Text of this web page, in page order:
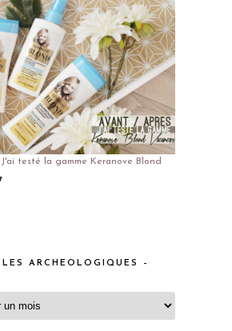
testé la gamme Keranove Blond
ARCHEOLOGIQUES –